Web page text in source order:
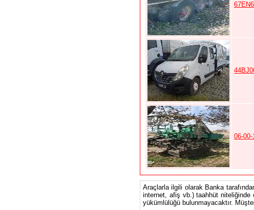
06-
Araçlarla ilgili olarak Banka
internet, afiş vb.) taahhüt niteliğinde
yükümlülüğü bulunmayacaktır.